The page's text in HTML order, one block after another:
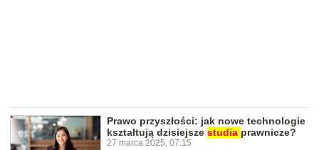
Prawo przyszłości: jak nowe technologie
kształtują dzisiejsze studia prawnicze?
27 marca 2025, 07:15